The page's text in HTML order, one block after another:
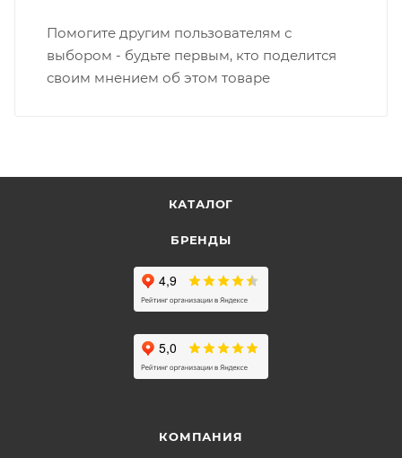
Помогите другим пользователям с
выбором - будьте первым, кто поделится
своим мнением об этом товаре
КАТАЛОГ
БРЕНДЫ
КОМПАНИЯ